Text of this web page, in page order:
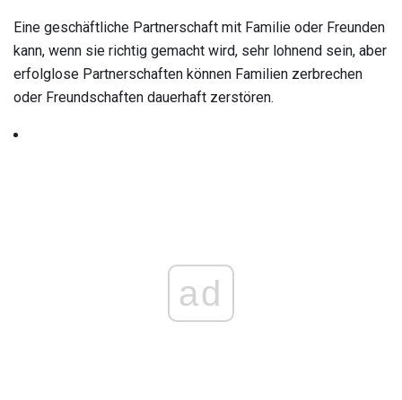
Eine geschäftliche Partnerschaft mit Familie oder Freunden
kann, wenn sie richtig gemacht wird, sehr lohnend sein, aber
erfolglose Partnerschaften können Familien zerbrechen
oder Freundschaften dauerhaft zerstören.
ad